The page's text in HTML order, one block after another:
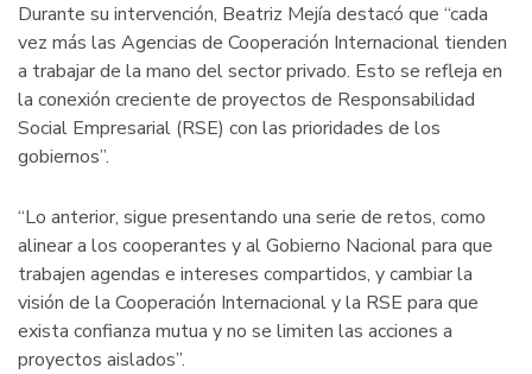
Durante su intervención, Beatriz Mejía destacó que “cada
vez más las Agencias de Cooperación Internacional tienden
a trabajar de la mano del sector privado. Esto se refleja en
la conexión creciente de proyectos de Responsabilidad
Social Empresarial (RSE) con las prioridades de los
gobiernos”.
“Lo anterior, sigue presentando una serie de retos, como
alinear a los cooperantes y al Gobierno Nacional para que
trabajen agendas e intereses compartidos, y cambiar la
visión de la Cooperación Internacional y la RSE para que
exista confianza mutua y no se limiten las acciones a
proyectos aislados”.